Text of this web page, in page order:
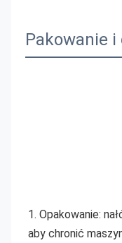
Pakowanie
1. Opakowanie:
aby chronić